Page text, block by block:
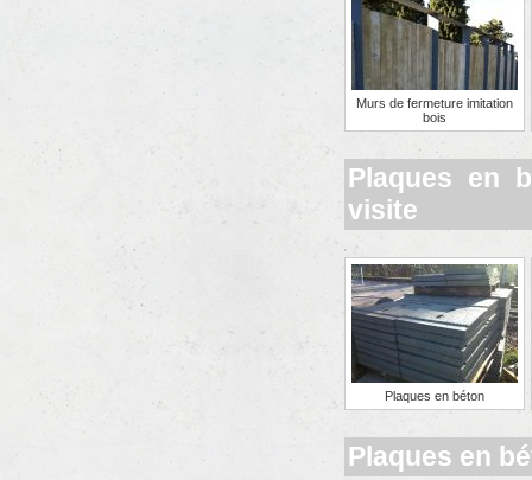
Murs de fermeture imitation
bois
Plaques en
visite
Plaques en béton
Plaques en